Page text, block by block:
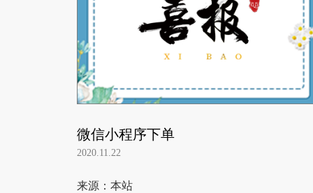
微信小程序下单
2020.11.22
来源：本站